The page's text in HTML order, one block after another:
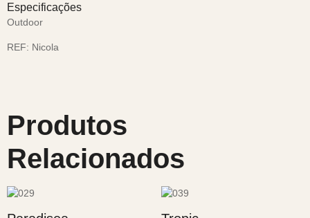
Especificações
Outdoor
REF: Nicola
Produtos
Relacionados